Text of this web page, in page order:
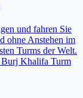
und fahren Sie
ohne Anstehen im
Turms der Welt.
Burj Khalifa Turm